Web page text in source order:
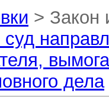
> Закон
дела